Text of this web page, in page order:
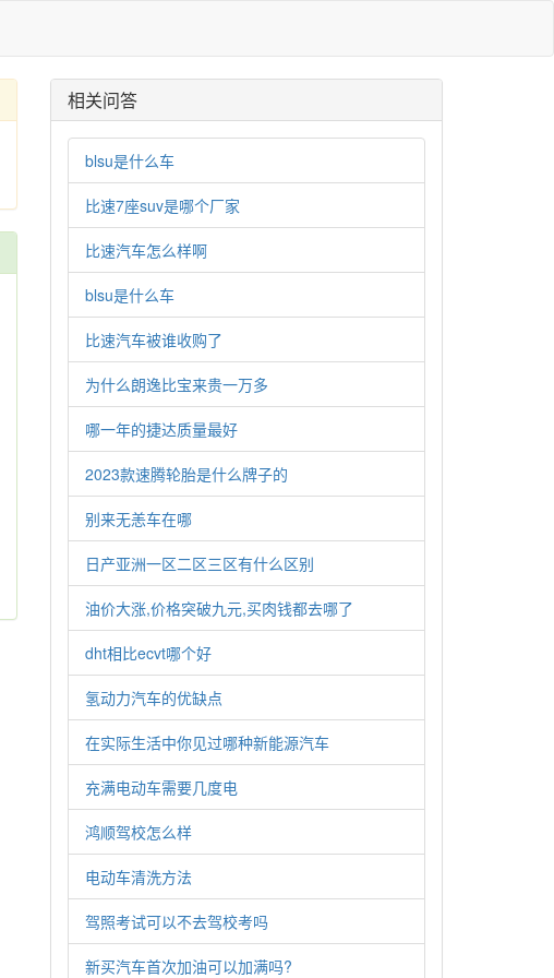
相关问答
blsu是什么车
比速7座suv是哪个厂家
比速汽车怎么样啊
blsu是什么车
比速汽车被谁收购了
为什么朗逸比宝来贵一万多
哪一年的捷达质量最好
2023款速腾轮胎是什么牌子的
别来无恙车在哪
日产亚洲一区二区三区有什么区别
油价大涨,价格突破九元,买肉钱都去哪了
dht相比ecvt哪个好
氢动力汽车的优缺点
在实际生活中你见过哪种新能源汽车
充满电动车需要几度电
鸿顺驾校怎么样
电动车清洗方法
驾照考试可以不去驾校考吗
新买汽车首次加油可以加满吗?